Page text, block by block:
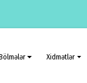
Xidmətlər